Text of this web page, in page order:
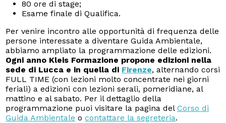
80 ore di stage;
Esame finale di Qualifica.
Per venire incontro alle opportunità di frequenza delle
persone interessate a diventare Guida Ambientale,
abbiamo ampliato la programmazione delle edizioni.
Ogni anno Kleis Formazione propone edizioni nella
sede di Lucca e in quella di Firenze, alternando corsi
FULL TIME (con lezioni molto concentrate nei giorni
feriali) a edizioni con lezioni serali, pomeridiane, al
mattino e al sabato. Per il dettaglio della
programmazione puoi visitare la pagina delCorso di
Guida Ambientale ocontattare la segreteria.